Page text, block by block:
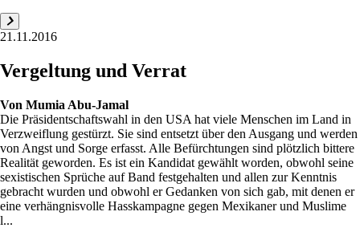
21.11.2016
Vergeltung und Verrat
Von Mumia Abu-Jamal
Die Präsidentschaftswahl in den USA hat viele Menschen im Land in
Verzweiflung gestürzt. Sie sind entsetzt über den Ausgang und werden
von Angst und Sorge erfasst. Alle Befürchtungen sind plötzlich bittere
Realität geworden. Es ist ein Kandidat gewählt worden, obwohl seine
sexistischen Sprüche auf Band festgehalten und allen zur Kenntnis
gebracht wurden und obwohl er Gedanken von sich gab, mit denen er
eine verhängnisvolle Hasskampagne gegen Mexikaner und Muslime
l...